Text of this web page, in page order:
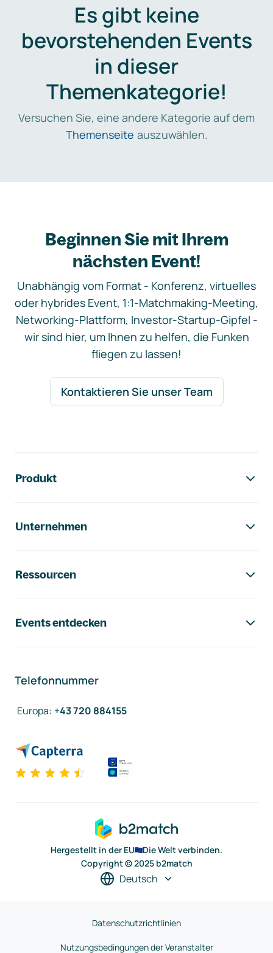
Es gibt keine
bevorstehenden Events
in dieser
Themenkategorie!
Versuchen Sie, eine andere Kategorie auf dem
Themenseite auszuwählen.
Beginnen Sie mit Ihrem
nächsten Event!
Unabhängig vom Format - Konferenz, virtuelles
oder hybrides Event, 1:1-Matchmaking-Meeting,
Networking-Plattform, Investor-Startup-Gipfel -
wir sind hier, um Ihnen zu helfen, die Funken
fliegen zu lassen!
Kontaktieren Sie unser Team
Produkt
Unternehmen
Ressourcen
Events entdecken
Telefonnummer
Europa: +43 720 884155
Hergestellt in der EU
Die Welt verbinden.
Copyright © 2025 b2match
Deutsch
Datenschutzrichtlinien
Nutzungsbedingungen der Veranstalter